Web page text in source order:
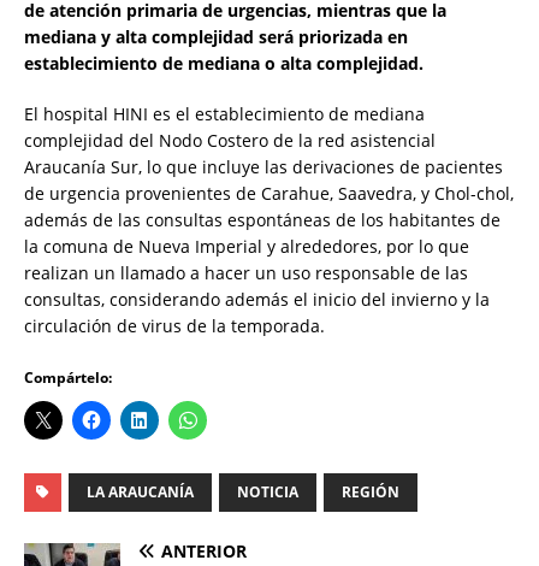
de atención primaria de urgencias, mientras que la
mediana y alta complejidad será priorizada en
establecimiento de mediana o alta complejidad.
El hospital HINI es el establecimiento de mediana
complejidad del Nodo Costero de la red asistencial
Araucanía Sur, lo que incluye las derivaciones de pacientes
de urgencia provenientes de Carahue, Saavedra, y Chol-chol,
además de las consultas espontáneas de los habitantes de
la comuna de Nueva Imperial y alrededores, por lo que
realizan un llamado a hacer un uso responsable de las
consultas, considerando además el inicio del invierno y la
circulación de virus de la temporada.
Compártelo:
LA ARAUCANÍA NOTICIA REGIÓN
ANTERIOR